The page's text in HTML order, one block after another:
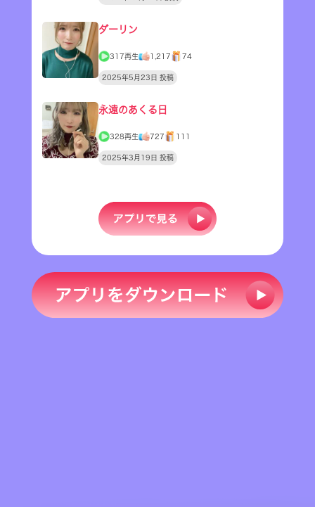
ダーリン
317再生 1,217 74
2025年5月23日 投稿
永遠のあくる日
328再生 727 111
2025年3月19日 投稿